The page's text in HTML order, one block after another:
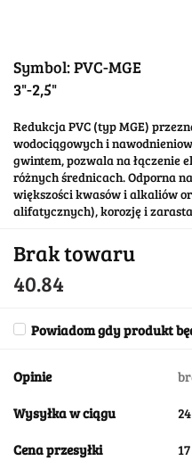
Symbol:PVC-MGE
3"-2,5"
Redukcja PVC (typ MGE)
wodociągowych i
gwintem, pozwala na łączenie
różnych średnicach. Odporna
większości kwasów i alkaliów
alifatycznych), korozję i
Brak towaru
40.84
Powiadom gdy produkt
Opinie
Wysyłka w ciągu
Cena przesyłki 17